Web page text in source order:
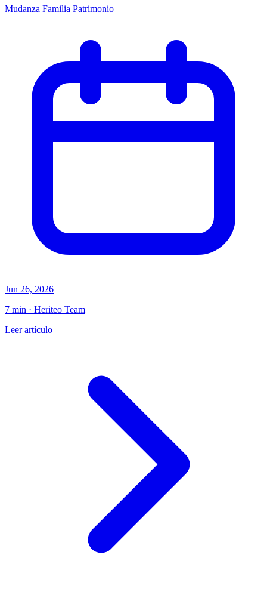
Mudanza Familia Patrimonio
Jun 26, 2026
7 min · Heriteo Team
Leer artículo